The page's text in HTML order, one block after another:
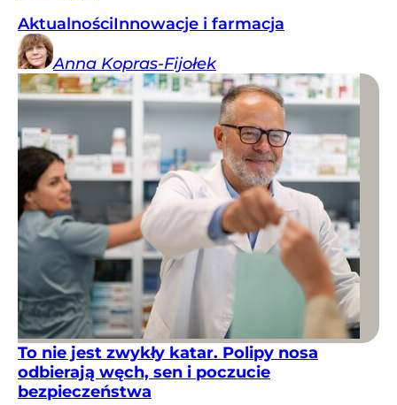
AktualnościInnowacje i farmacja
Anna Kopras-Fijołek
To nie jest zwykły katar. Polipy nosa
odbierają węch, sen i poczucie
bezpieczeństwa